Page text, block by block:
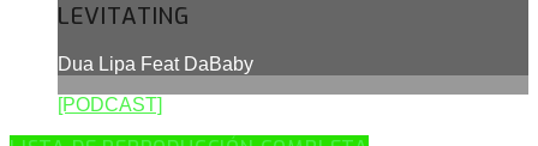
LEVITATING
Dua Lipa Feat DaBaby
[PODCAST]